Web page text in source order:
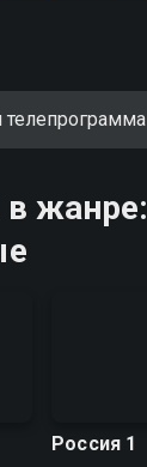
телепрограмма
жанре:
Россия 1